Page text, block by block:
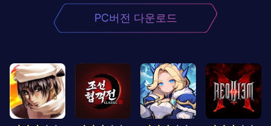
PC버전 다운로드